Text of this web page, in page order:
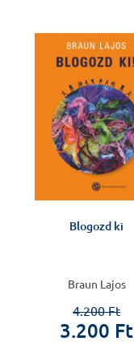
Blogozd ki
Braun Lajos
4.200 Ft
3.200 Ft